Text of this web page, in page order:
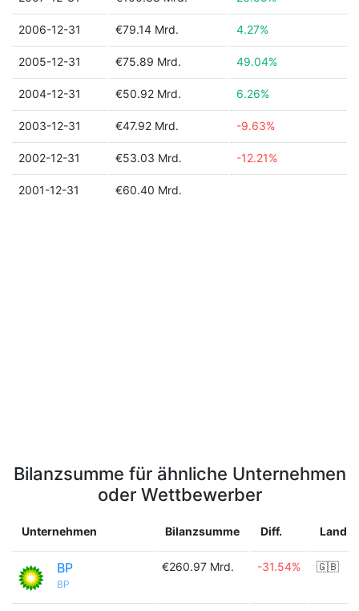
2006-12-31 €79.14 Mrd. 4.27%
2005-12-31 €75.89 Mrd. 49.04%
2004-12-31 €50.92 Mrd. 6.26%
2003-12-31 €47.92 Mrd. -9.63%
2002-12-31 €53.03 Mrd. -12.21%
2001-12-31 €60.40 Mrd.
Bilanzsumme für ähnliche Unternehmen
oder Wettbewerber
Unternehmen Bilanzsumme Diff. Land
BP
BP
€260.97 Mrd. -31.54% 🇬🇧